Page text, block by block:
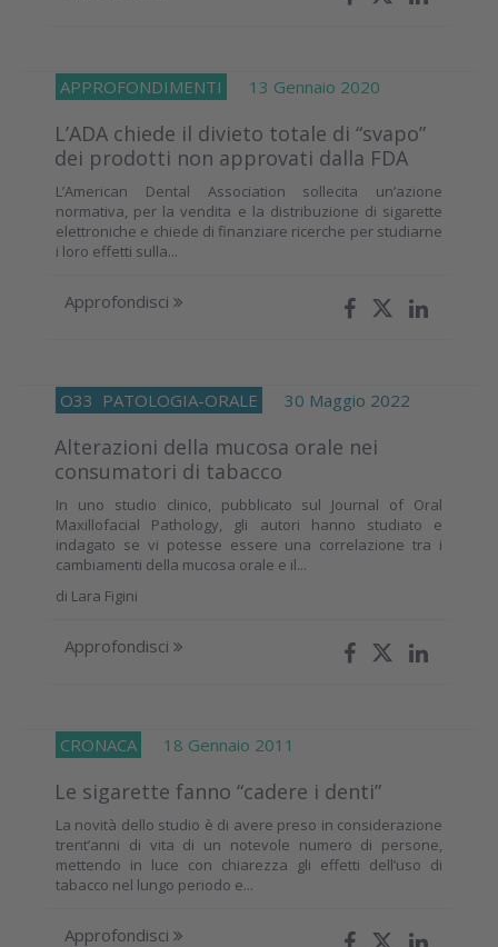
APPROFONDIMENTI 13 Gennaio 2020
L’ADA chiede il divieto totale di “svapo”
dei prodotti non approvati dalla FDA
L’American Dental Association sollecita un’azione
normativa, per la vendita e la distribuzione di sigarette
elettroniche e chiede di finanziare ricerche per studiarne
i loro effetti sulla...
Approfondisci
O33 PATOLOGIA-ORALE 30 Maggio 2022
Alterazioni della mucosa orale nei
consumatori di tabacco
In uno studio clinico, pubblicato sul Journal of Oral
Maxillofacial Pathology, gli autori hanno studiato e
indagato se vi potesse essere una correlazione tra i
cambiamenti della mucosa orale e il...
di Lara Figini
Approfondisci
CRONACA 18 Gennaio 2011
Le sigarette fanno “cadere i denti”
La novità dello studio è di avere preso in considerazione
trent’anni di vita di un notevole numero di persone,
mettendo in luce con chiarezza gli effetti dell’uso di
tabacco nel lungo periodo e...
Approfondisci